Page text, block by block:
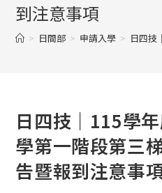
到注意事項
> 日間部 > 申請入學 > 日四技
日四技｜115學
學第一階段第三
告暨報到注意事